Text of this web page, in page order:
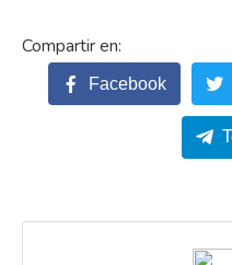
Facebook